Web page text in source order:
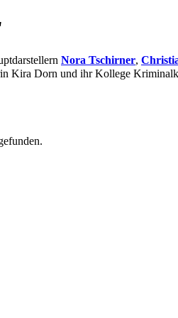
Nora Tschirner,
Dorn und ihr Kollege